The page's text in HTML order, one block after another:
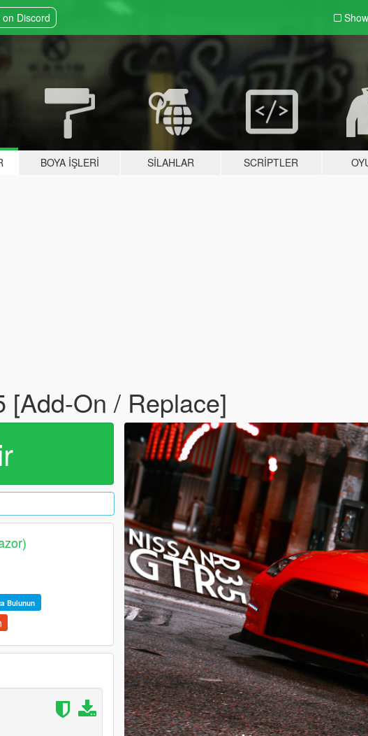
Discord
BOYA İŞLERI SILAHLAR SCRIPTLER
[Add-On / Replace]
Bulunun